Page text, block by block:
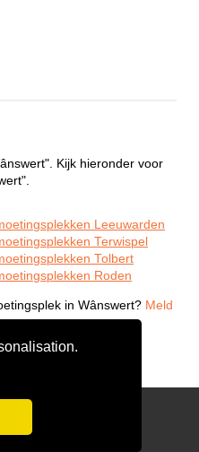
Kijk hieronder voor
Leeuwarden
Terwispel
Tolbert
Roden
in Wânswert? Meld